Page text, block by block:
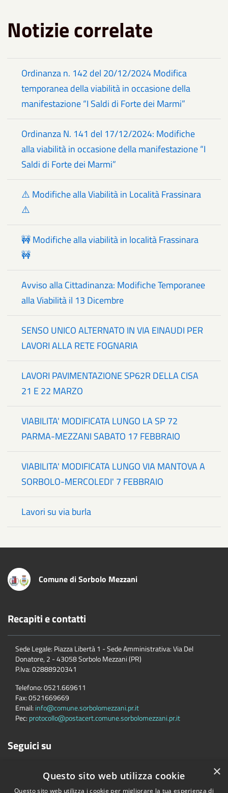
Notizie correlate
Ordinanza n. 142 del 20/12/2024 Modifica
temporanea della viabilità in occasione della
manifestazione “I Saldi di Forte dei Marmi”
Ordinanza N. 141 del 17/12/2024: Modifiche
alla viabilità in occasione della manifestazione “I
Saldi di Forte dei Marmi”
⚠️ Modifiche alla Viabilità in Località Frassinara
⚠️
🚧 Modifiche alla viabilità in località Frassinara
🚧
Avviso alla Cittadinanza: Modifiche Temporanee
alla Viabilità il 13 Dicembre
SENSO UNICO ALTERNATO IN VIA EINAUDI PER
LAVORI ALLA RETE FOGNARIA
LAVORI PAVIMENTAZIONE SP62R DELLA CISA
21 E 22 MARZO
VIABILITA' MODIFICATA LUNGO LA SP 72
PARMA-MEZZANI SABATO 17 FEBBRAIO
VIABILITA' MODIFICATA LUNGO VIA MANTOVA A
SORBOLO-MERCOLEDI' 7 FEBBRAIO
Lavori su via burla
Comune di Sorbolo Mezzani
Recapiti e contatti
Sede Legale: Piazza Libertà 1 - Sede Amministrativa: Via Del
Donatore, 2 - 43058 Sorbolo Mezzani (PR)
P.Iva:02888920341
Telefono:0521.669611
Fax:0521669669
Email: info@comune.sorbolomezzani.pr.it
Pec: protocollo@postacert.comune.sorbolomezzani.pr.it
Seguici su
×
Questo sito web utilizza cookie
Questo sito web utilizza i cookie per migliorare la tua esperienza di